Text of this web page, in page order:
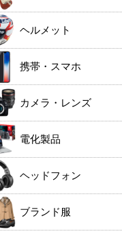
ヘルメット
携帯・スマホ
カメラ・レンズ
電化製品
ヘッドフォン
ブランド服